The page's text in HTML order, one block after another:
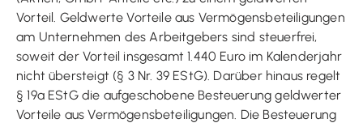
Vorteil. Geldwerte Vorteile aus Vermögensbeteiligungen
am Unternehmen des Arbeitgebers sind steuerfrei,
soweit der Vorteil insgesamt 1.440 Euro im Kalenderjahr
nicht übersteigt (§ 3 Nr. 39 EStG). Darüber hinaus regelt
§ 19a EStG die aufgeschobene Besteuerung geldwerter
Vorteile aus Vermögensbeteiligungen. Die Besteuerung